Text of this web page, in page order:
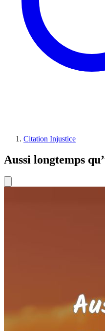
Citation Injustice
Aussi longtemps